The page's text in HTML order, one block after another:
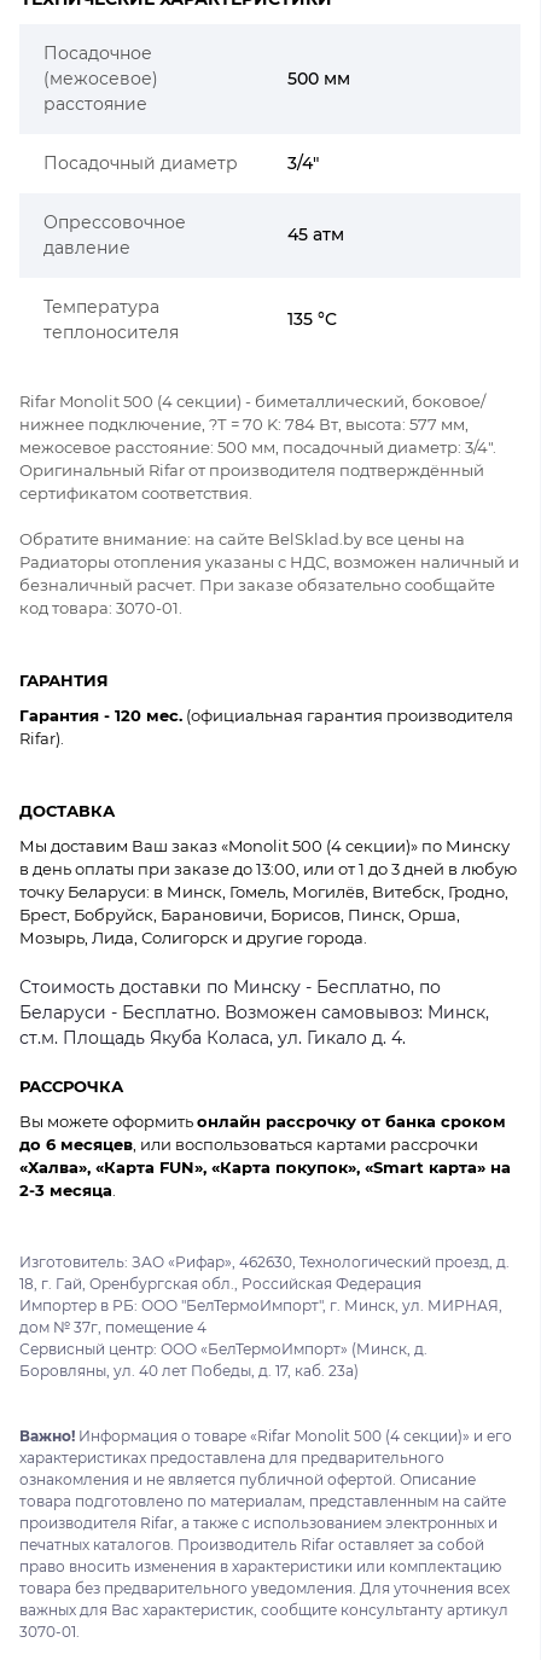
Посадочное
(межосевое)
расстояние
500 мм
Посадочный диаметр 3/4"
Опрессовочное
давление
45 атм
Температура
теплоносителя
135 °C
Rifar Monolit 500 (4 секции) - биметаллический, боковое/
нижнее подключение, ?Т = 70 K: 784 Вт, высота: 577 мм,
межосевое расстояние: 500 мм, посадочный диаметр: 3/4".
Оригинальный Rifar от производителя подтверждённый
сертификатом соответствия.
Обратите внимание: на сайте BelSklad.by все цены на
Радиаторы отопления указаны с НДС, возможен наличный и
безналичный расчет. При заказе обязательно сообщайте
код товара: 3070-01.
ГАРАНТИЯ
Гарантия - 120 мес. (официальная гарантия производителя
Rifar).
ДОСТАВКА
Мы доставим Ваш заказ «Monolit 500 (4 секции)» по Минску
в день оплаты при заказе до 13:00, или от 1 до 3 дней в любую
точку Беларуси: в Минск, Гомель, Могилёв, Витебск, Гродно,
Брест, Бобруйск, Барановичи, Борисов, Пинск, Орша,
Мозырь, Лида, Солигорск и другие города.
Стоимость доставки по Минску - Бесплатно, по
Беларуси - Бесплатно. Возможен самовывоз: Минск,
ст.м. Площадь Якуба Коласа, ул. Гикало д. 4.
РАССРОЧКА
Вы можете оформитьонлайн рассрочку от банка сроком
до 6 месяцев , или воспользоваться картами рассрочки
«Халва», «Карта FUN», «Карта покупок», «Smart карта» на
2-3 месяца
Изготовитель: ЗАО «Рифар», 462630, Технологический проезд, д.
18, г. Гай, Оренбургская обл., Российская Федерация
Импортер в РБ: ООО "БелТермоИмпорт", г. Минск, ул. МИРНАЯ,
дом № 37г, помещение 4
Сервисный центр: ООО «БелТермоИмпорт» (Минск, д.
Боровляны, ул. 40 лет Победы, д. 17, каб. 23а)
Важно! Информация о товаре «Rifar Monolit 500 (4 секции)» и его
характеристиках предоставлена для предварительного
ознакомления и не является публичной офертой. Описание
товара подготовлено по материалам, представленным на сайте
производителя Rifar, а также с использованием электронных и
печатных каталогов. Производитель Rifar оставляет за собой
право вносить изменения в характеристики или комплектацию
товара без предварительного уведомления. Для уточнения всех
важных для Вас характеристик, сообщите консультанту артикул
3070-01.